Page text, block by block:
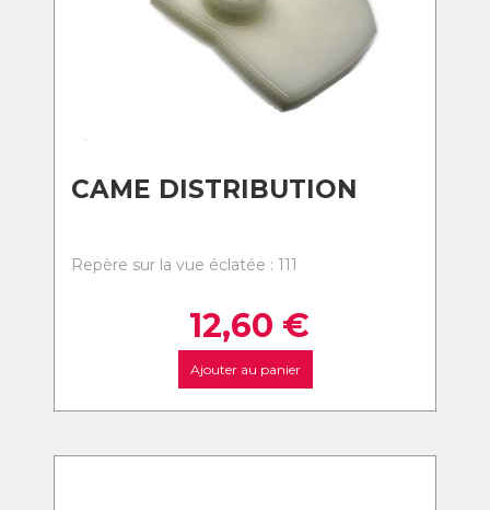
CAME DISTRIBUTION
Repère sur la vue éclatée : 111
12,60 €
Ajouter au panier